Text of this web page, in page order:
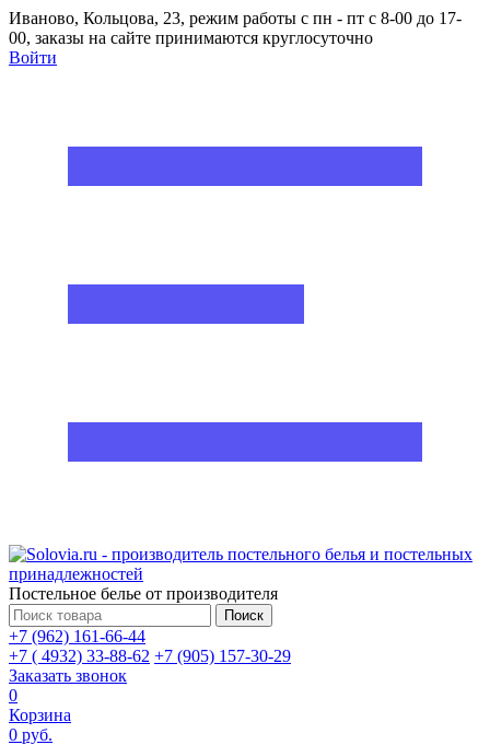
Иваново, Кольцова, 23, режим работы с пн - пт с 8-00 до 17-
00, заказы на сайте принимаются круглосуточно
Войти
Постельное белье от производителя
Поиск
+7 (962) 161-66-44
+7 ( 4932) 33-88-62 +7 (905) 157-30-29
Заказать звонок
0
Корзина
0 руб.